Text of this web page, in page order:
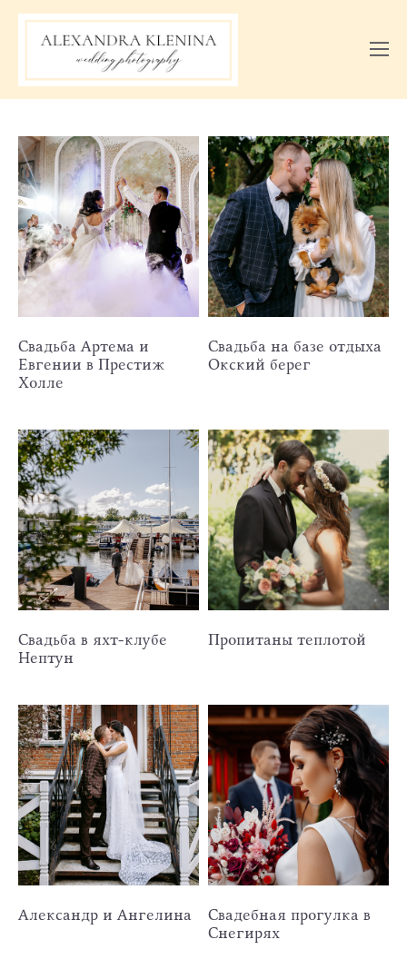
Свадьба Артема и
Евгении в Престиж
Холле
Свадьба на базе отдыха
Окский берег
Свадьба в яхт-клубе
Нептун
Пропитаны теплотой
Александр и Ангелина Свадебная прогулка в
Снегирях